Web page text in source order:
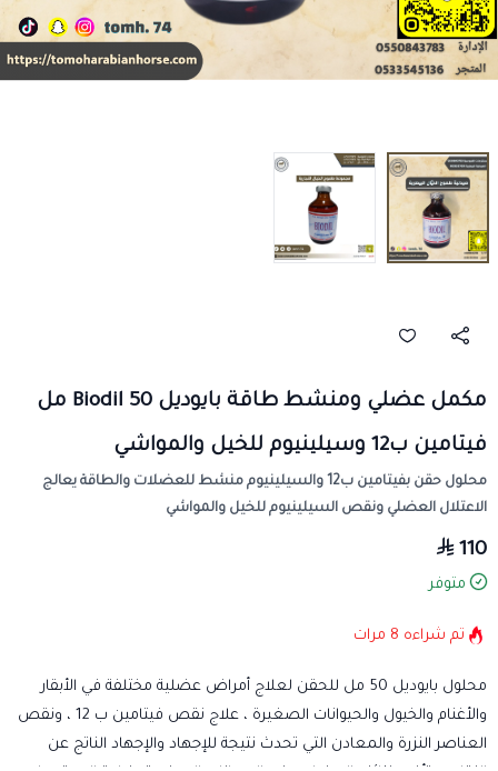
مكمل عضلي ومنشط طاقة بايوديل Biodil 50 مل
فيتامين ب12 وسيلينيوم للخيل والمواشي
محلول حقن بفيتامين ب12 والسيلينيوم منشط للعضلات والطاقة يعالج
الاعتلال العضلي ونقص السيلينيوم للخيل والمواشي
110
متوفر
تم شراءه 8 مرات
محلول بايوديل 50 مل للحقن لعلاج أمراض عضلية مختلفة في الأبقار
والأغنام والخيول والحيوانات الصغيرة ، علاج نقص فيتامين ب 12 ، ونقص
العناصر النزرة والمعادن التي تحدث نتيجة للإجهاد والإجهاد الناتج عن